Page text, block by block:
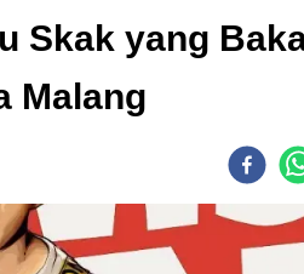
Skak yang
Malang